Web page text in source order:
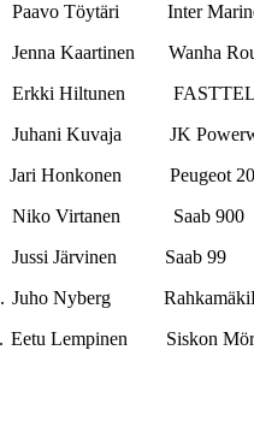
Paavo Töytäri Inter
Jenna Kaartinen
Erkki Hiltunen
Juhani Kuvaja JK
Jari Honkonen
Niko Virtanen
Jussi Järvinen
Juho Nyberg
Eetu Lempinen